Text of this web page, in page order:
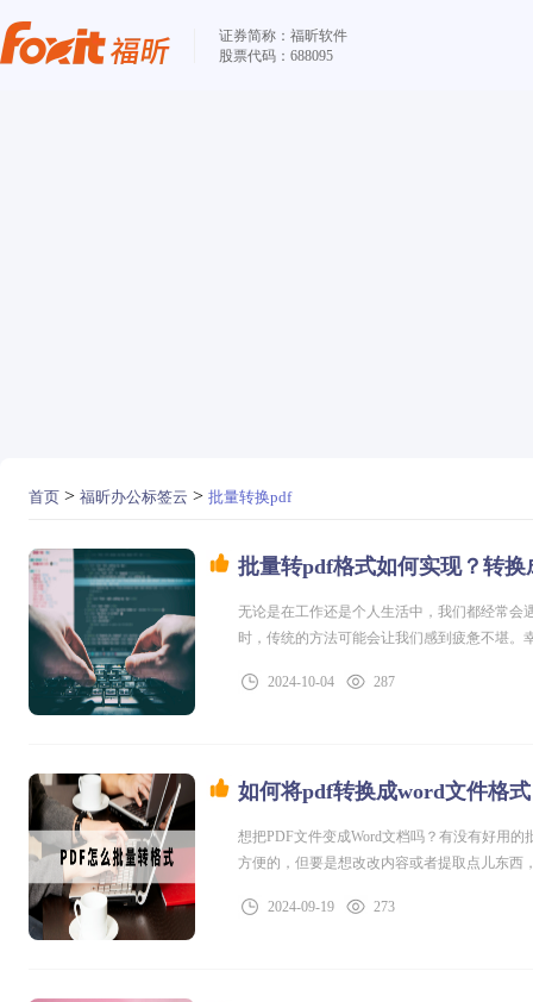
证券简称：福昕软件
股票代码：688095
首页 > 福昕办公标签云 > 批量转换pdf
批量转pdf格式如何实现？转
无论是在工作还是个人生活中，我们都经常会
时，传统的方法可能会让我们感到疲惫不堪
是需要将Word文档、Excel表格还是PPT演示
2024-10-04 287
如何将pdf转换成word文件格
想把PDF文件变成Word文档吗？有没有好用
方便的，但要是想改改内容或者提取点儿东西
2024-09-19 273